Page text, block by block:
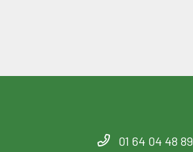
01 64 04 48 89